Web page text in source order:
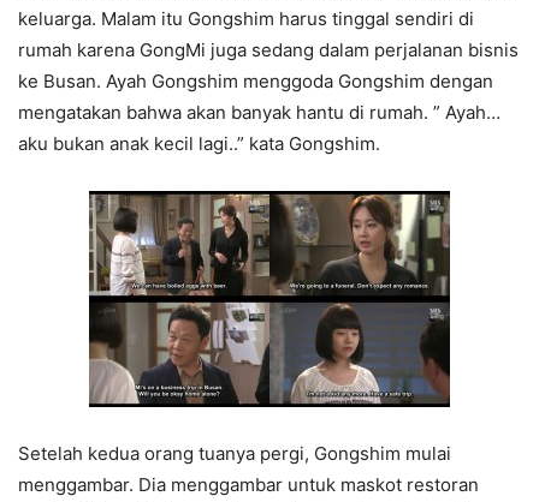
keluarga. Malam itu Gongshim harus tinggal sendiri di
rumah karena GongMi juga sedang dalam perjalanan bisnis
ke Busan. Ayah Gongshim menggoda Gongshim dengan
mengatakan bahwa akan banyak hantu di rumah. ” Ayah…
aku bukan anak kecil lagi..” kata Gongshim.
Setelah kedua orang tuanya pergi, Gongshim mulai
menggambar. Dia menggambar untuk maskot restoran